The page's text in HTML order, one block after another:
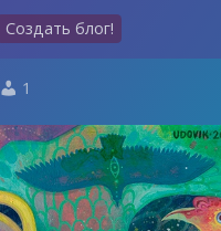
Создать блог!
 1